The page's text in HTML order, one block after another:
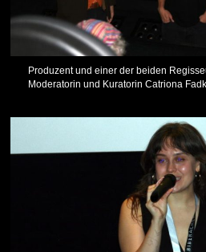
Produzent und einer der beiden
Moderatorin und Kuratorin Catriona